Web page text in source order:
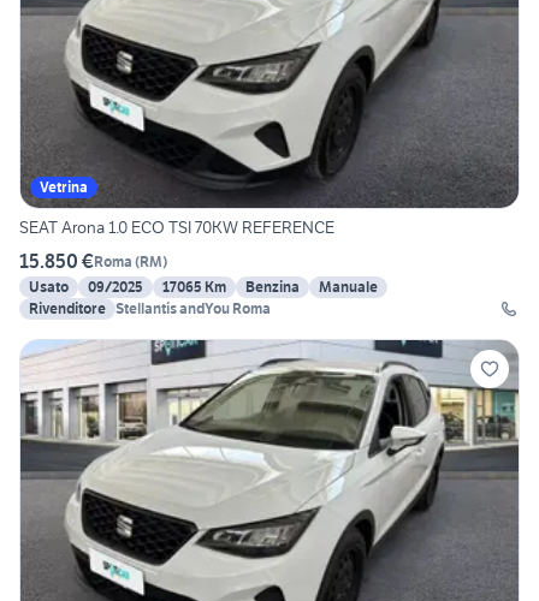
Vetrina
SEAT Arona 1.0 ECO TSI 70KW REFERENCE
15.850 €Roma (RM)
Usato
09/2025 17065 Km Benzina
Manuale
Rivenditore Stellantis andYou Roma